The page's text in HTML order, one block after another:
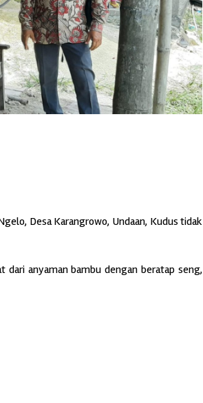
Desa Karangrowo, Undaan, Kudus tidak
dari anyaman bambu dengan beratap seng,